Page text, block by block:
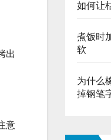
出
意
如何让
煮饭时
软
为什么
掉钢笔